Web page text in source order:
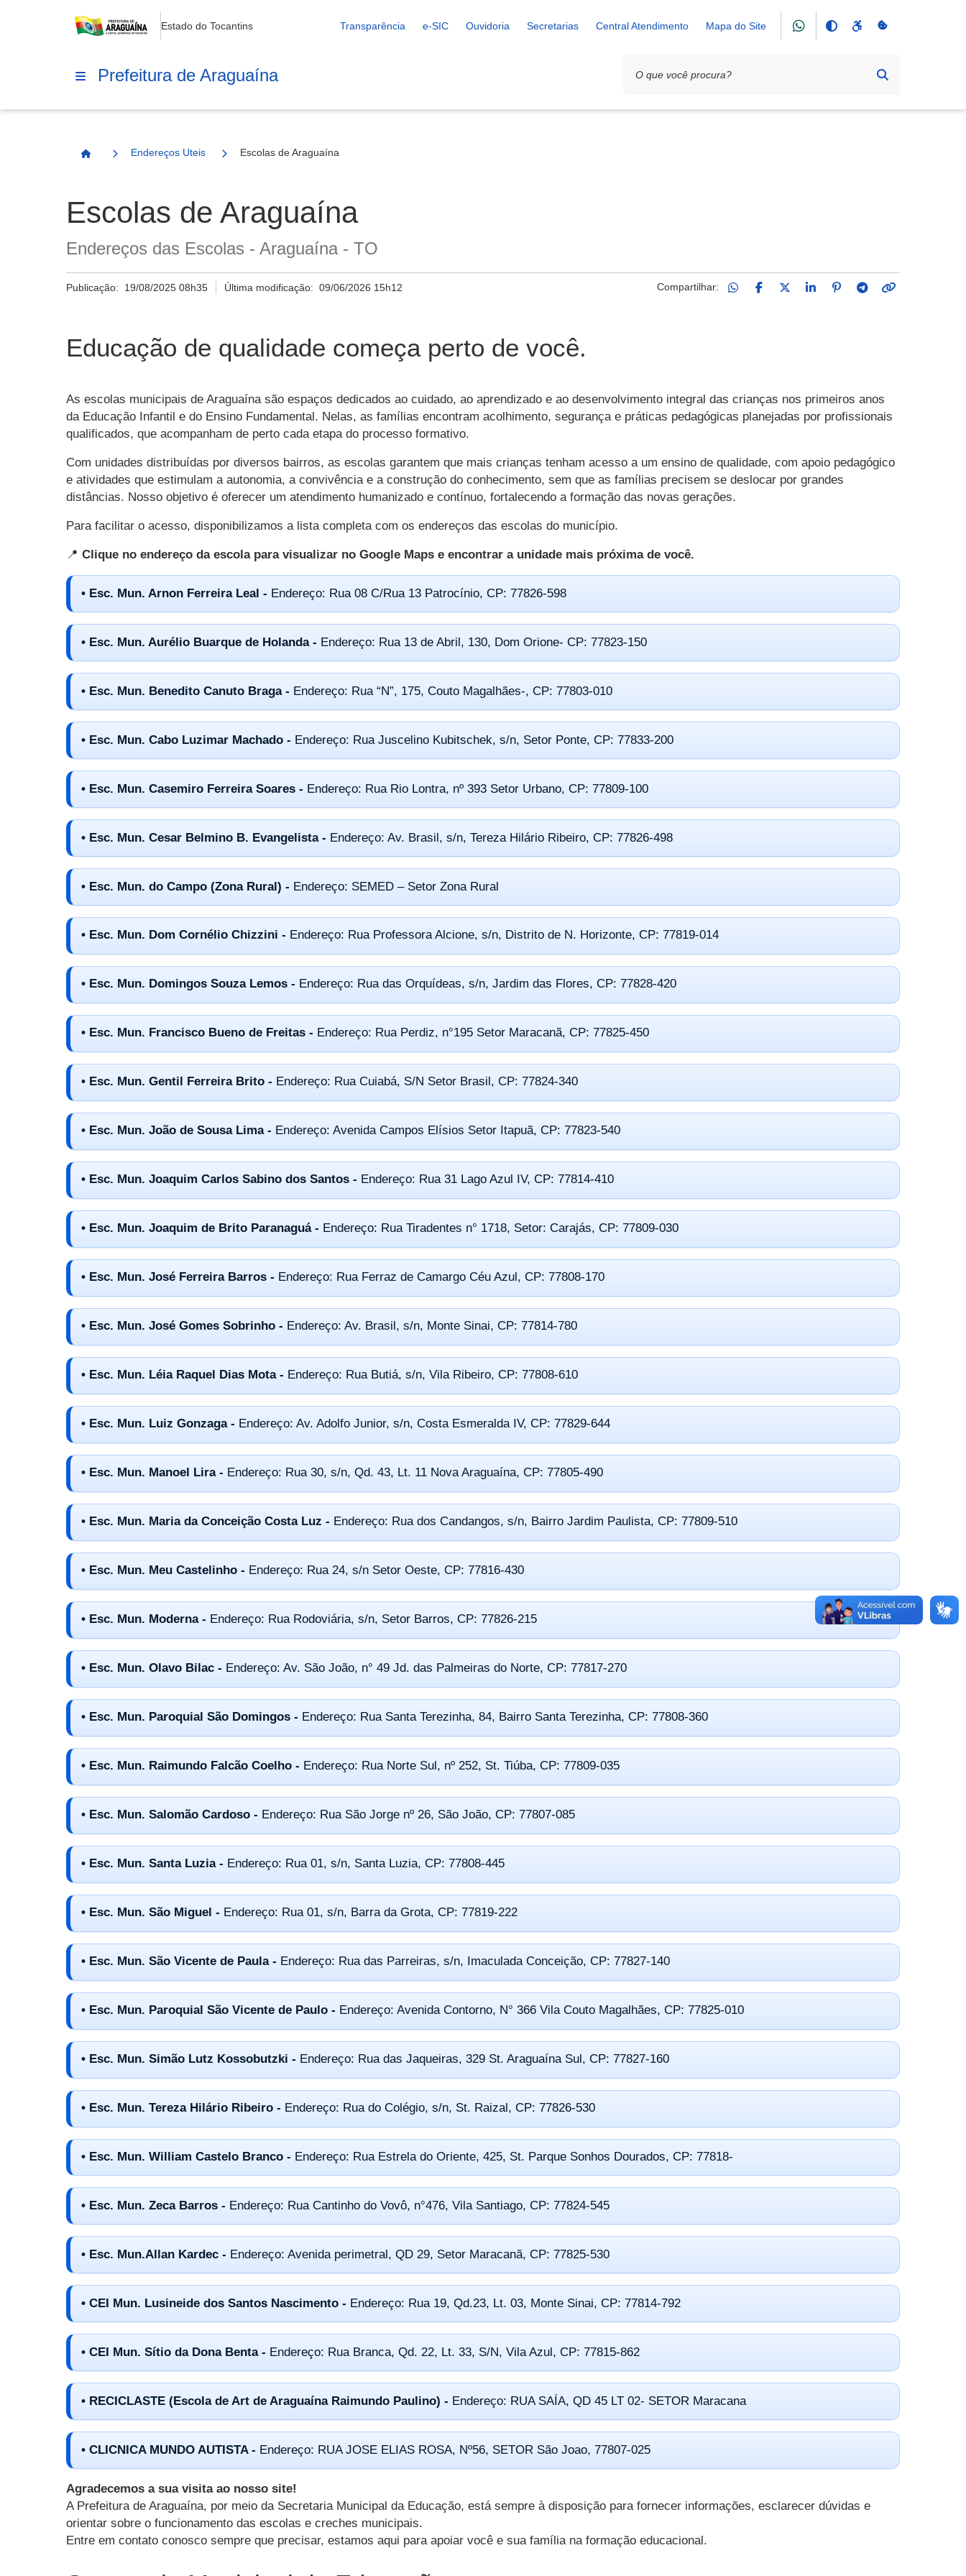
Estado do Tocantins Transparência e-SIC Ouvidoria Secretarias Central Atendimento Mapa do Site
Prefeitura de Araguaína
Página Inicial
Endereços Uteis Escolas de Araguaína
Escolas de Araguaína
Endereços das Escolas - Araguaína - TO
Publicação: 19/08/2025 08h35 Última modificação:09/06/2026 15h12 Compartilhar:
Educação de qualidade começa perto de você.
As escolas municipais de Araguaína são espaços dedicados ao cuidado, ao aprendizado e ao desenvolvimento integral das crianças nos primeiros anos
da Educação Infantil e do Ensino Fundamental. Nelas, as famílias encontram acolhimento, segurança e práticas pedagógicas planejadas por profissionais
qualificados, que acompanham de perto cada etapa do processo formativo.
Com unidades distribuídas por diversos bairros, as escolas garantem que mais crianças tenham acesso a um ensino de qualidade, com apoio pedagógico
e atividades que estimulam a autonomia, a convivência e a construção do conhecimento, sem que as famílias precisem se deslocar por grandes
distâncias. Nosso objetivo é oferecer um atendimento humanizado e contínuo, fortalecendo a formação das novas gerações.
Para facilitar o acesso, disponibilizamos a lista completa com os endereços das escolas do município.
📍 Clique no endereço da escola para visualizar no Google Maps e encontrar a unidade mais próxima de você.
• Esc. Mun. Arnon Ferreira Leal - Endereço: Rua 08 C/Rua 13 Patrocínio, CP: 77826-598
• Esc. Mun. Aurélio Buarque de Holanda - Endereço: Rua 13 de Abril, 130, Dom Orione- CP: 77823-150
• Esc. Mun. Benedito Canuto Braga - Endereço: Rua “N”, 175, Couto Magalhães-, CP: 77803-010
• Esc. Mun. Cabo Luzimar Machado - Endereço: Rua Juscelino Kubitschek, s/n, Setor Ponte, CP: 77833-200
• Esc. Mun. Casemiro Ferreira Soares - Endereço: Rua Rio Lontra, nº 393 Setor Urbano, CP: 77809-100
• Esc. Mun. Cesar Belmino B. Evangelista - Endereço: Av. Brasil, s/n, Tereza Hilário Ribeiro, CP: 77826-498
• Esc. Mun. do Campo (Zona Rural) - Endereço: SEMED – Setor Zona Rural
• Esc. Mun. Dom Cornélio Chizzini - Endereço: Rua Professora Alcione, s/n, Distrito de N. Horizonte, CP: 77819-014
• Esc. Mun. Domingos Souza Lemos - Endereço: Rua das Orquídeas, s/n, Jardim das Flores, CP: 77828-420
• Esc. Mun. Francisco Bueno de Freitas - Endereço: Rua Perdiz, n°195 Setor Maracanã, CP: 77825-450
• Esc. Mun. Gentil Ferreira Brito - Endereço: Rua Cuiabá, S/N Setor Brasil, CP: 77824-340
• Esc. Mun. João de Sousa Lima - Endereço: Avenida Campos Elísios Setor Itapuã, CP: 77823-540
• Esc. Mun. Joaquim Carlos Sabino dos Santos - Endereço: Rua 31 Lago Azul IV, CP: 77814-410
• Esc. Mun. Joaquim de Brito Paranaguá - Endereço: Rua Tiradentes n° 1718, Setor: Carajás, CP: 77809-030
• Esc. Mun. José Ferreira Barros - Endereço: Rua Ferraz de Camargo Céu Azul, CP: 77808-170
• Esc. Mun. José Gomes Sobrinho - Endereço: Av. Brasil, s/n, Monte Sinai, CP: 77814-780
• Esc. Mun. Léia Raquel Dias Mota - Endereço: Rua Butiá, s/n, Vila Ribeiro, CP: 77808-610
• Esc. Mun. Luiz Gonzaga - Endereço: Av. Adolfo Junior, s/n, Costa Esmeralda IV, CP: 77829-644
• Esc. Mun. Manoel Lira - Endereço: Rua 30, s/n, Qd. 43, Lt. 11 Nova Araguaína, CP: 77805-490
• Esc. Mun. Maria da Conceição Costa Luz - Endereço: Rua dos Candangos, s/n, Bairro Jardim Paulista, CP: 77809-510
• Esc. Mun. Meu Castelinho - Endereço: Rua 24, s/n Setor Oeste, CP: 77816-430
• Esc. Mun. Moderna - Endereço: Rua Rodoviária, s/n, Setor Barros, CP: 77826-215
• Esc. Mun. Olavo Bilac - Endereço: Av. São João, n° 49 Jd. das Palmeiras do Norte, CP: 77817-270
• Esc. Mun. Paroquial São Domingos - Endereço: Rua Santa Terezinha, 84, Bairro Santa Terezinha, CP: 77808-360
• Esc. Mun. Raimundo Falcão Coelho - Endereço: Rua Norte Sul, nº 252, St. Tiúba, CP: 77809-035
• Esc. Mun. Salomão Cardoso - Endereço: Rua São Jorge nº 26, São João, CP: 77807-085
• Esc. Mun. Santa Luzia - Endereço: Rua 01, s/n, Santa Luzia, CP: 77808-445
• Esc. Mun. São Miguel - Endereço: Rua 01, s/n, Barra da Grota, CP: 77819-222
• Esc. Mun. São Vicente de Paula - Endereço: Rua das Parreiras, s/n, Imaculada Conceição, CP: 77827-140
• Esc. Mun. Paroquial São Vicente de Paulo - Endereço: Avenida Contorno, N° 366 Vila Couto Magalhães, CP: 77825-010
• Esc. Mun. Simão Lutz Kossobutzki - Endereço: Rua das Jaqueiras, 329 St. Araguaína Sul, CP: 77827-160
• Esc. Mun. Tereza Hilário Ribeiro - Endereço: Rua do Colégio, s/n, St. Raizal, CP: 77826-530
• Esc. Mun. William Castelo Branco - Endereço: Rua Estrela do Oriente, 425, St. Parque Sonhos Dourados, CP: 77818-
• Esc. Mun. Zeca Barros - Endereço: Rua Cantinho do Vovô, n°476, Vila Santiago, CP: 77824-545
• Esc. Mun.Allan Kardec - Endereço: Avenida perimetral, QD 29, Setor Maracanã, CP: 77825-530
• CEI Mun. Lusineide dos Santos Nascimento - Endereço: Rua 19, Qd.23, Lt. 03, Monte Sinai, CP: 77814-792
• CEI Mun. Sítio da Dona Benta - Endereço: Rua Branca, Qd. 22, Lt. 33, S/N, Vila Azul, CP: 77815-862
• RECICLASTE (Escola de Art de Araguaína Raimundo Paulino) - Endereço: RUA SAÍA, QD 45 LT 02- SETOR Maracana
• CLICNICA MUNDO AUTISTA - Endereço: RUA JOSE ELIAS ROSA, Nº56, SETOR São Joao, 77807-025
Agradecemos a sua visita ao nosso site!
A Prefeitura de Araguaína, por meio da Secretaria Municipal da Educação, está sempre à disposição para fornecer informações, esclarecer dúvidas e
orientar sobre o funcionamento das escolas e creches municipais.
Entre em contato conosco sempre que precisar, estamos aqui para apoiar você e sua família na formação educacional.